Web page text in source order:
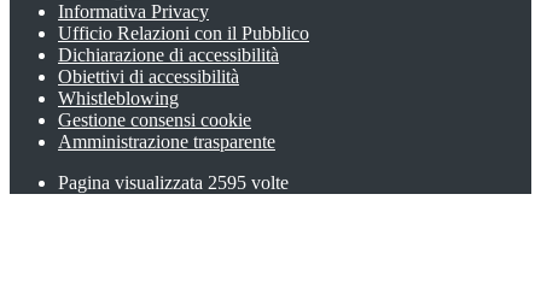
Informativa Privacy
Ufficio Relazioni con il Pubblico
Dichiarazione di accessibilità
Obiettivi di accessibilità
Whistleblowing
Gestione consensi cookie
Amministrazione trasparente
Pagina visualizzata 2595 volte